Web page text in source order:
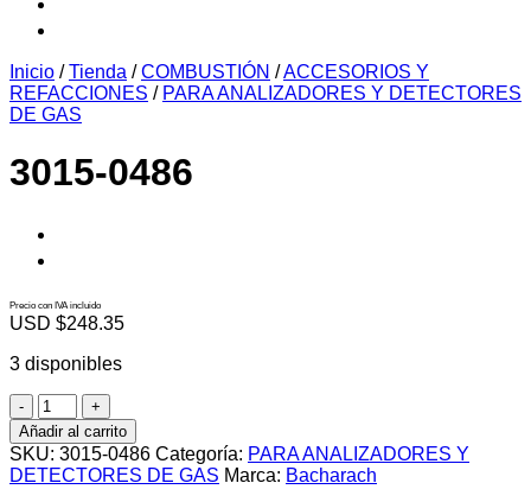
Inicio / Tienda / COMBUSTIÓN /ACCESORIOS Y
REFACCIONES / PARA ANALIZADORES Y DETECTORES
DE GAS
3015-0486
Precio con IVA incluido
USD $248.35
3 disponibles
3015-
0486
cantidad
Añadir al carrito
SKU: 3015-0486 Categoría: PARA ANALIZADORES Y
DETECTORES DE GAS Marca: Bacharach